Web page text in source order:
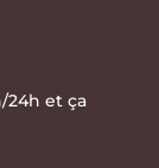
24h et ça